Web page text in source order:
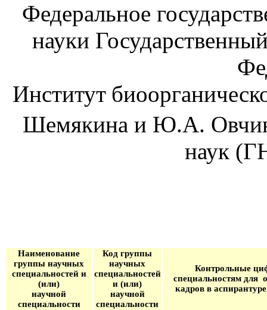
Федеральное
науки
Институт
Шемякина и Ю.А.
наук
Наименование
группы научных
специальностей и
(или)
научной
специальности
Код группы
научных
специальностей
и (или)
научной
специальности
Контрольные
специальностям для
кадров в